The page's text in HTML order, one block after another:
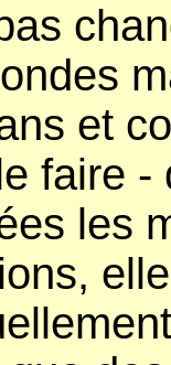
et
faire
les